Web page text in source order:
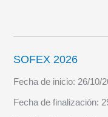
SOFEX 2026
Fecha de inicio:26/10/
Fecha de finalización: